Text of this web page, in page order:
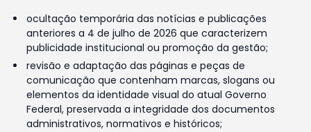
ocultação temporária das notícias e publicações
anteriores a 4 de julho de 2026 que caracterizem
publicidade institucional ou promoção da gestão;
revisão e adaptação das páginas e peças de
comunicação que contenham marcas, slogans ou
elementos da identidade visual do atual Governo
Federal, preservada a integridade dos documentos
administrativos, normativos e históricos;